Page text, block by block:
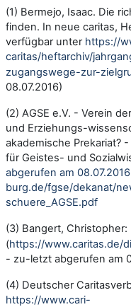
(1) Bermejo, Isaac. Die
finden. In neue caritas,
verfügbar unter https://
caritas/heftarchiv/
zugangswege-zur-
08.07.2016)
(2) AGSE e.V. - Verein
und Erziehungs-
akademische Prekariat?
für Geistes- und
abgerufen am
burg.de/fgse/dekanat/
schuere_AGSE.pdf
(3) Bangert,
(https://www.caritas.de/
- zu-letzt abgerufen am
(4) Deutscher
https://www.cari-